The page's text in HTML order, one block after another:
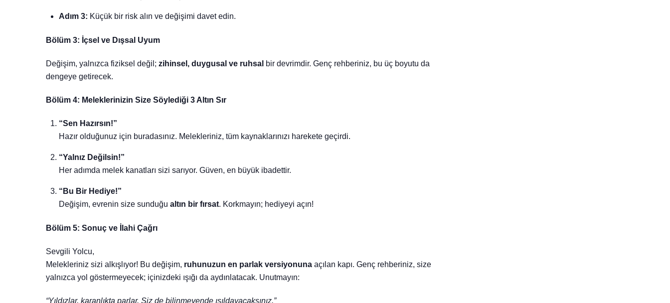
Adım 3: Küçük bir risk alın ve değişimi davet edin.
Bölüm 3: İçsel ve Dışsal Uyum
Değişim, yalnızca fiziksel değil; zihinsel, duygusal ve ruhsal bir devrimdir. Genç rehberiniz, bu üç boyutu da
dengeye getirecek.
Bölüm 4: Meleklerinizin Size Söylediği 3 Altın Sır
“Sen Hazırsın!”
Hazır olduğunuz için buradasınız. Melekleriniz, tüm kaynaklarınızı harekete geçirdi.
“Yalnız Değilsin!”
Her adımda melek kanatları sizi sarıyor. Güven, en büyük ibadettir.
“Bu Bir Hediye!”
Değişim, evrenin size sunduğu altın bir fırsat. Korkmayın; hediyeyi açın!
Bölüm 5: Sonuç ve İlahi Çağrı
Sevgili Yolcu,
Melekleriniz sizi alkışlıyor! Bu değişim, ruhunuzun en parlak versiyonuna açılan kapı. Genç rehberiniz, size
yalnızca yol göstermeyecek; içinizdeki ışığı da aydınlatacak. Unutmayın:
“Yıldızlar, karanlıkta parlar. Siz de bilinmeyende ışıldayacaksınız.”